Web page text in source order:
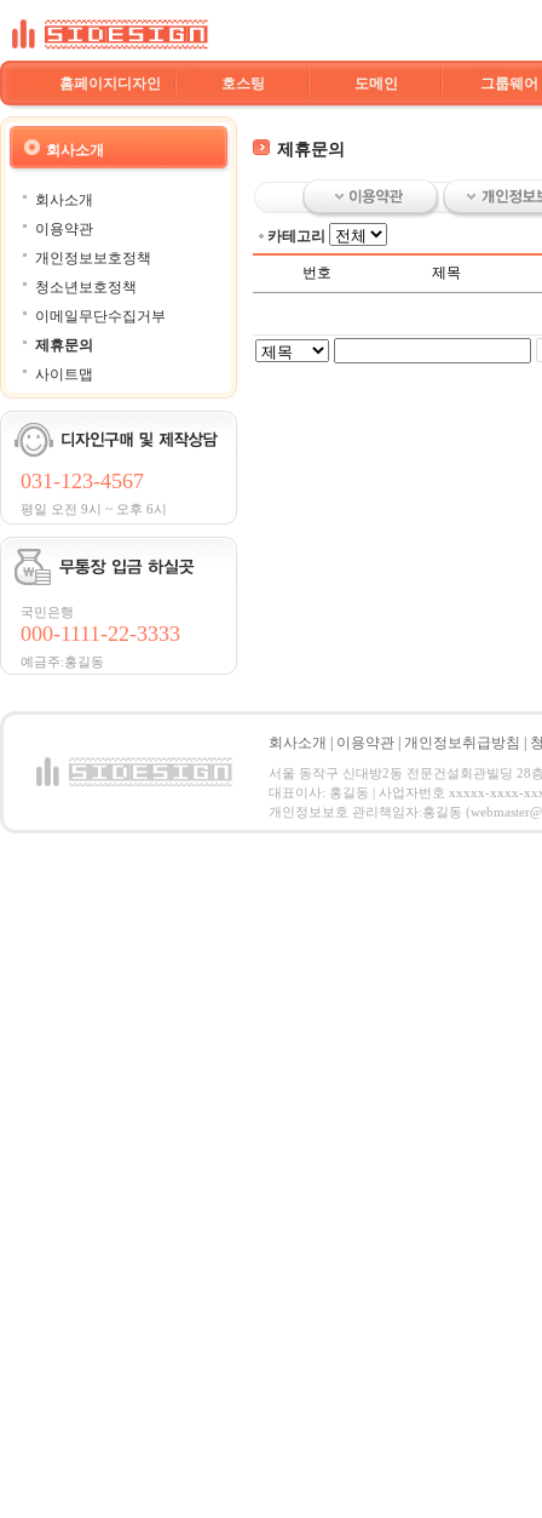
홈페이지디자인 호스팅 도메인 그룹웨어
회사소개
회사소개
이용약관
개인정보보호정책
청소년보호정책
이메일무단수집거부
제휴문의
사이트맵
031-123-4567
평일 오전 9시 ~ 오후 6시
국민은행
000-1111-22-3333
예금주:홍길동
제휴문의
카테고리
번호 제목
회사소개 이용약관 개인정보취급방침
서울 동작구 신대방2동 전문건설회관빌딩 28
대표이사: 홍길동 | 사업자번호 xxxxx-xxxx-
개인정보보호 관리책임자:홍길동